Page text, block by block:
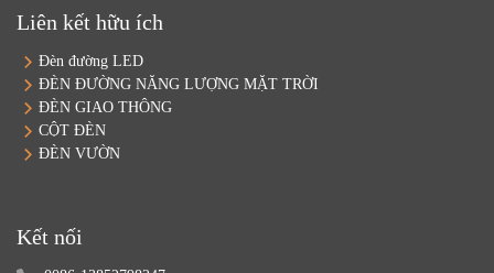
Liên kết hữu ích
Đèn đường LED
ĐÈN ĐƯỜNG NĂNG LƯỢNG MẶT TRỜI
ĐÈN GIAO THÔNG
CỘT ĐÈN
ĐÈN VƯỜN
Kết nối